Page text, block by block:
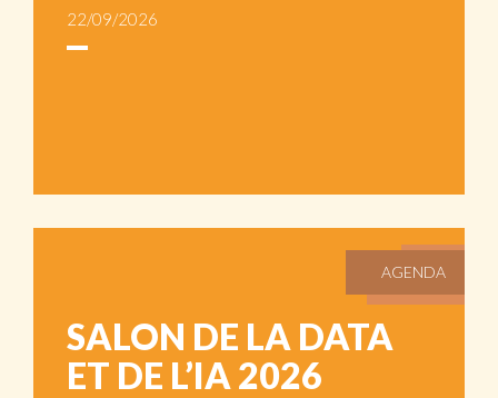
22/09/2026
AGENDA
SALON DE LA DATA
ET DE L’IA 2026